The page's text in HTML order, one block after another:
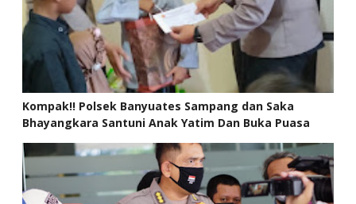
Kompak!! Polsek Banyuates Sampang dan Saka
Bhayangkara Santuni Anak Yatim Dan Buka Puasa
Bersama